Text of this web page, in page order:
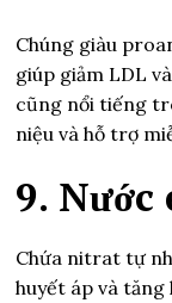
Chúng giàu
giúp giảm LDL
cũng nổi tiếng
niệu và hỗ trợ
9. Nước
Chứa nitrat tự
huyết áp và